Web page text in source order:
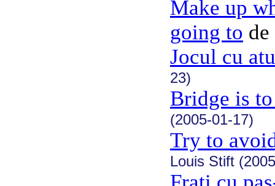
Make up
going to de
Jocul cu atu
23)
Bridge is
(2005-01-17)
Try to
Louis Stift